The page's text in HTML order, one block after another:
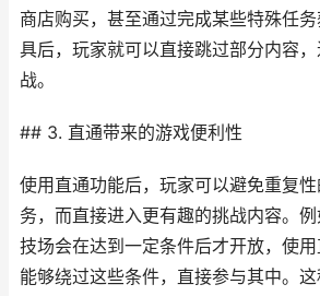
商店购买，甚至通过完成某些特殊任
具后，玩家就可以直接跳过部分内容
战。
## 3. 直通带来的游戏便利性
使用直通功能后，玩家可以避免重复
务，而直接进入更有趣的挑战内容。
技场会在达到一定条件后才开放，使
能够绕过这些条件，直接参与其中。